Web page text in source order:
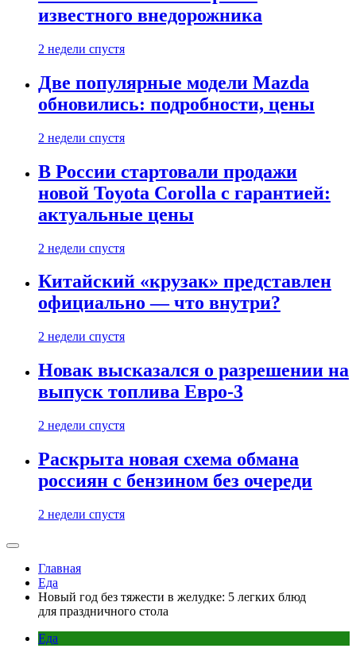
известного внедорожника
2 недели спустя
Две популярные модели Mazda
обновились: подробности, цены
2 недели спустя
В России стартовали продажи
новой Toyota Corolla с гарантией:
актуальные цены
2 недели спустя
Китайский «крузак» представлен
официально — что внутри?
2 недели спустя
Новак высказался о разрешении на
выпуск топлива Евро-3
2 недели спустя
Раскрыта новая схема обмана
россиян с бензином без очереди
2 недели спустя
Главная
Еда
Новый год без тяжести в желудке: 5 легких блюд
для праздничного стола
Еда